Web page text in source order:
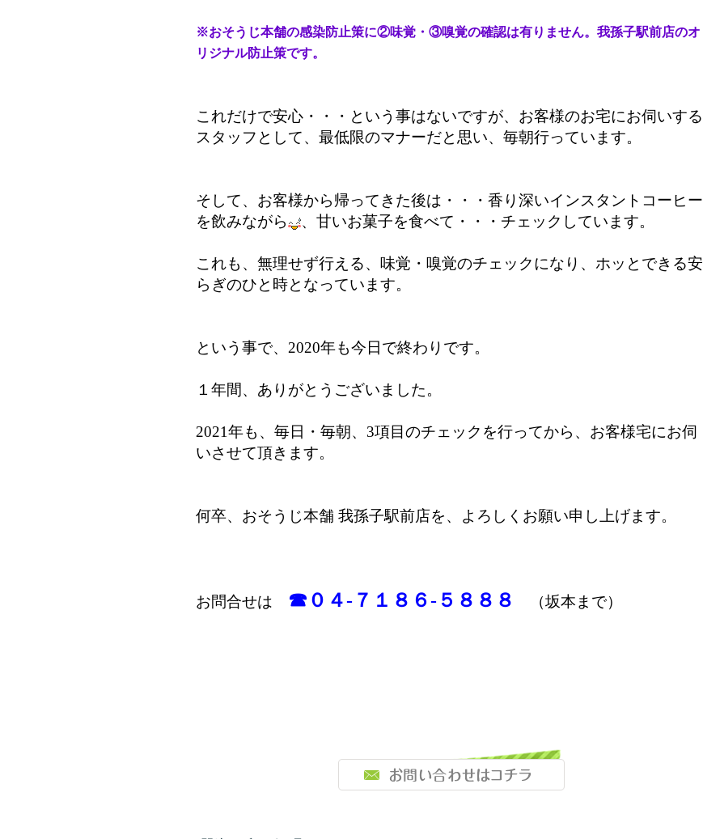
※おそうじ本舗の感染防止策に②味覚・③嗅覚の確認は有りません。我孫子駅前店のオ
リジナル防止策です。
これだけで安心・・・という事はないですが、お客様のお宅にお伺いする
スタッフとして、最低限のマナーだと思い、毎朝行っています。
そして、お客様から帰ってきた後は・・・香り深いインスタントコーヒー
を飲みながら
、甘いお菓子を食べて・・・チェックしています。
これも、無理せず行える、味覚・嗅覚のチェックになり、ホッとできる安
らぎのひと時となっています。
という事で、2020年も今日で終わりです。
１年間、ありがとうございました。
2021年も、毎日・毎朝、3項目のチェックを行ってから、お客様宅にお伺
いさせて頂きます。
何卒、おそうじ本舗 我孫子駅前店を、よろしくお願い申し上げます。
お問合せは ☎０４-７１８６-５８８８ （坂本まで）